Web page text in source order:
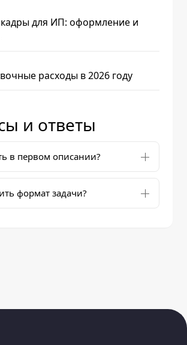
для ИП: оформление и
расходы в 2026 году
и ответы
в первом описании?
формат задачи?